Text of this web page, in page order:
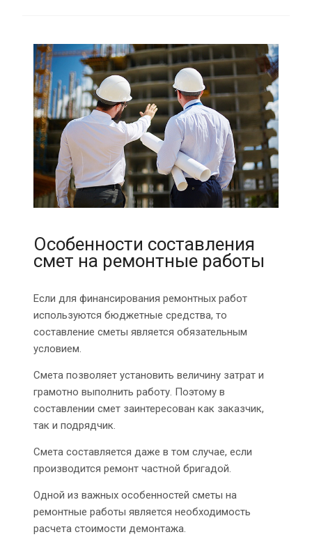
Особенности составления
смет на ремонтные работы
Если для финансирования ремонтных работ
используются бюджетные средства, то
составление сметы является обязательным
условием.
Смета позволяет установить величину затрат и
грамотно выполнить работу. Поэтому в
составлении смет заинтересован как заказчик,
так и подрядчик.
Смета составляется даже в том случае, если
производится ремонт частной бригадой.
Одной из важных особенностей сметы на
ремонтные работы является необходимость
расчета стоимости демонтажа.